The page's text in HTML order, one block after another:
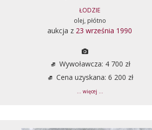
ŁODZIE
olej, płótno
aukcja z 23 września 1990
Wywoławcza: 4 700 zł
Cena uzyskana: 6 200 zł
... więcej ...